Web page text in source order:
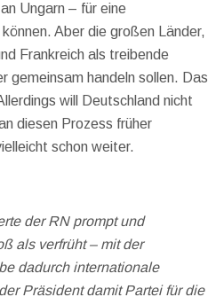
Ungarn – für eine
Aber die großen Länder,
Frankreich als treibende
gemeinsam handeln sollen. Das
will Deutschland nicht
diesen Prozess früher
schon weiter.
der RN prompt und
als verfrüht – mit der
dadurch internationale
Präsident damit Partei für die